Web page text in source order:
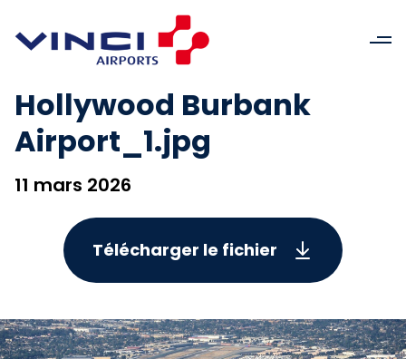
Hollywood Burbank
Airport_1.jpg
11 mars 2026
Télécharger le fichier